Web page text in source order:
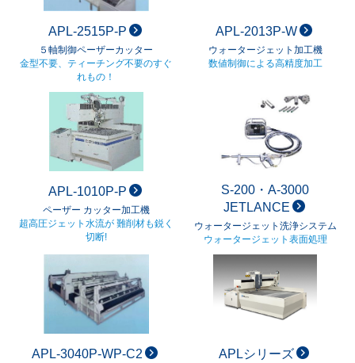
APL-2515P-P
５軸制御ペーザーカッター
金型不要、ティーチング不要のすぐ
れもの！
APL-2013P-W
ウォータージェット加工機
数値制御による高精度加工
APL-1010P-P
ペーザー カッター加工機
超高圧ジェット水流が 難削材も鋭く
切断!
S-200・A-3000
JETLANCE
ウォータージェット洗浄システム
ウォータージェット表面処理
APL-3040P-WP-C2 APLシリーズ